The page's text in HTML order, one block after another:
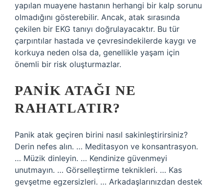
yapılan muayene hastanın herhangi bir kalp sorunu
olmadığını gösterebilir. Ancak, atak sırasında
çekilen bir EKG tanıyı doğrulayacaktır. Bu tür
çarpıntılar hastada ve çevresindekilerde kaygı ve
korkuya neden olsa da, genellikle yaşam için
önemli bir risk oluşturmazlar.
PANIK ATAĞI NE
RAHATLATIR?
Panik atak geçiren birini nasıl sakinleştirirsiniz?
Derin nefes alın. … Meditasyon ve konsantrasyon.
… Müzik dinleyin. … Kendinize güvenmeyi
unutmayın. … Görselleştirme teknikleri. … Kas
gevşetme egzersizleri. … Arkadaşlarınızdan destek